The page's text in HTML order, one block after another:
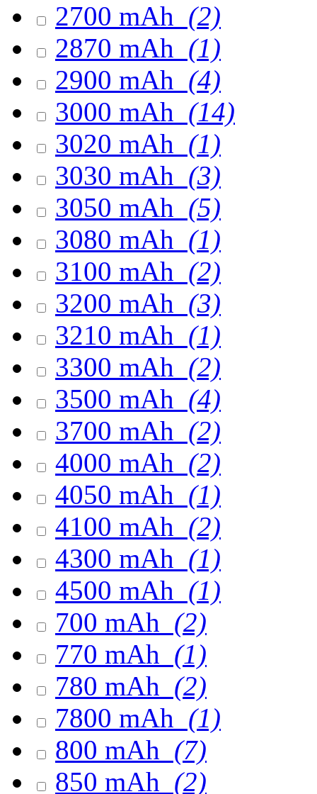
2700 mAh (2)
2870 mAh (1)
2900 mAh (4)
3000 mAh (14)
3020 mAh (1)
3030 mAh (3)
3050 mAh (5)
3080 mAh (1)
3100 mAh (2)
3200 mAh (3)
3210 mAh (1)
3300 mAh (2)
3500 mAh (4)
3700 mAh (2)
4000 mAh (2)
4050 mAh (1)
4100 mAh (2)
4300 mAh (1)
4500 mAh (1)
700 mAh (2)
770 mAh (1)
780 mAh (2)
7800 mAh (1)
800 mAh (7)
850 mAh (2)